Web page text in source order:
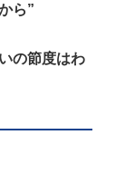
ら”
の節度はわ